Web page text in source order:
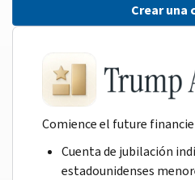
Crear una
Comience el future
Cuenta de jubilación
estadounidenses